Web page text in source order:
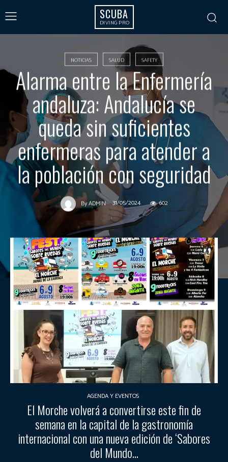
SCUBA
DIVING PRO
NOTICIAS SALUD SAFETY
Alarma entre la Enfermería
andaluza: Andalucía se
queda sin suficientes
enfermeras para atender a
la población con seguridad
ByADMIN 31/05/2024 602
AGENDA Y EVENTOS
El Morche volverá a convertirse este fin de
semana en la capital de la gastronomía
internacional con una nueva edición de ‘Sabores
del Mundo...